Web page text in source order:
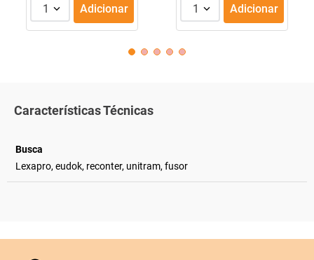
1 Adicionar 1 Adicionar
Características Técnicas
Busca
Lexapro, eudok, reconter, unitram, fusor